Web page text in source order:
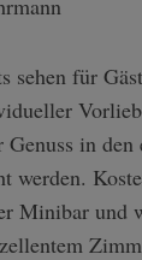
sehen für
in den
werden.
Minibar und